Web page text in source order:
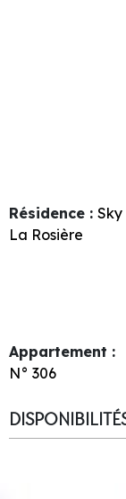
Résidence : Sky
La Rosière
Appartement :
N° 306